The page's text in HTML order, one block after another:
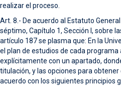
realizar el proceso.
Art. 8.- De acuerdo al Estatuto
séptimo, Capítulo 1, Sección I, sobre
artículo 187 se plasma que: En la
el plan de estudios de cada
explícitamente con un apartado,
titulación, y las opciones para
acuerdo con los siguientes principios